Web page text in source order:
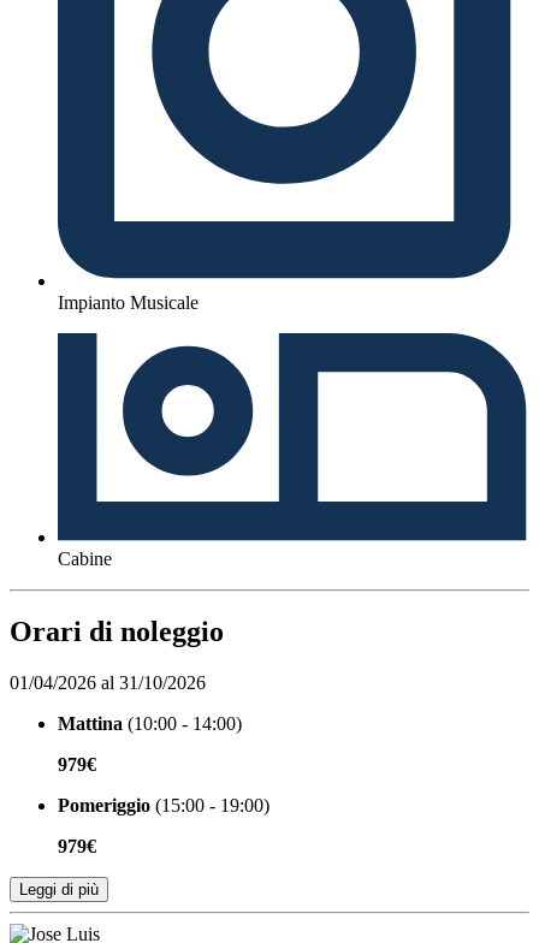
Impianto Musicale
Cabine
Orari di noleggio
01/04/2026 al 31/10/2026
Mattina (10:00 - 14:00)
979€
Pomeriggio (15:00 - 19:00)
979€
Leggi di più